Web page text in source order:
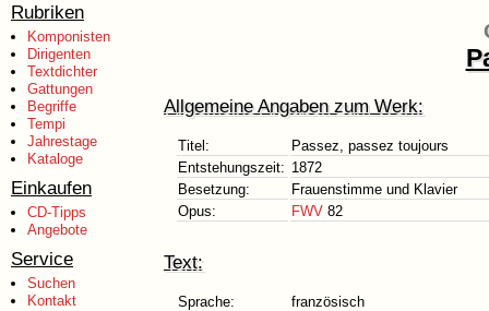
Rubriken
Komponisten
Dirigenten
Textdichter
Gattungen
Begriffe
Tempi
Jahrestage
Kataloge
Einkaufen
CD-Tipps
Angebote
Service
Suchen
Kontakt
Allgemeine Angaben zum Werk:
Titel:
Passez, passez toujours
Entstehungszeit: 1872
Besetzung:
Frauenstimme und Klavier
Opus:
FWV 82
Text:
Sprache:
französisch